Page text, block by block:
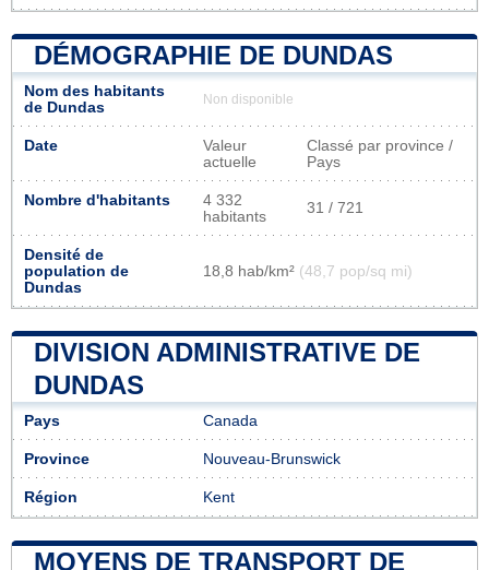
DÉMOGRAPHIE DE DUNDAS
Nom des habitants
de Dundas
Non disponible
Date
Valeur
actuelle
Classé par province /
Pays
Nombre d'habitants
4 332
habitants
31 / 721
Densité de
population de
Dundas
18,8 hab/km² (48,7 pop/sq mi)
DIVISION ADMINISTRATIVE DE
DUNDAS
Pays Canada
Province Nouveau-Brunswick
Région Kent
MOYENS DE TRANSPORT DE